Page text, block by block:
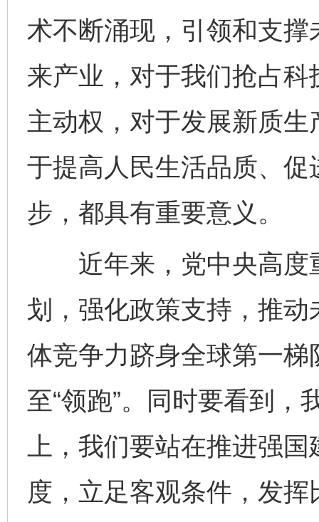
术不断涌现，引领和支
来产业，对于我们抢占
主动权，对于发展新质
于提高人民生活品质、
步，都具有重要意义。
近年来，党中央高度
划，强化政策支持，推
体竞争力跻身全球第一梯
至“领跑”。同时要看到
上，我们要站在推进强
度，立足客观条件，发